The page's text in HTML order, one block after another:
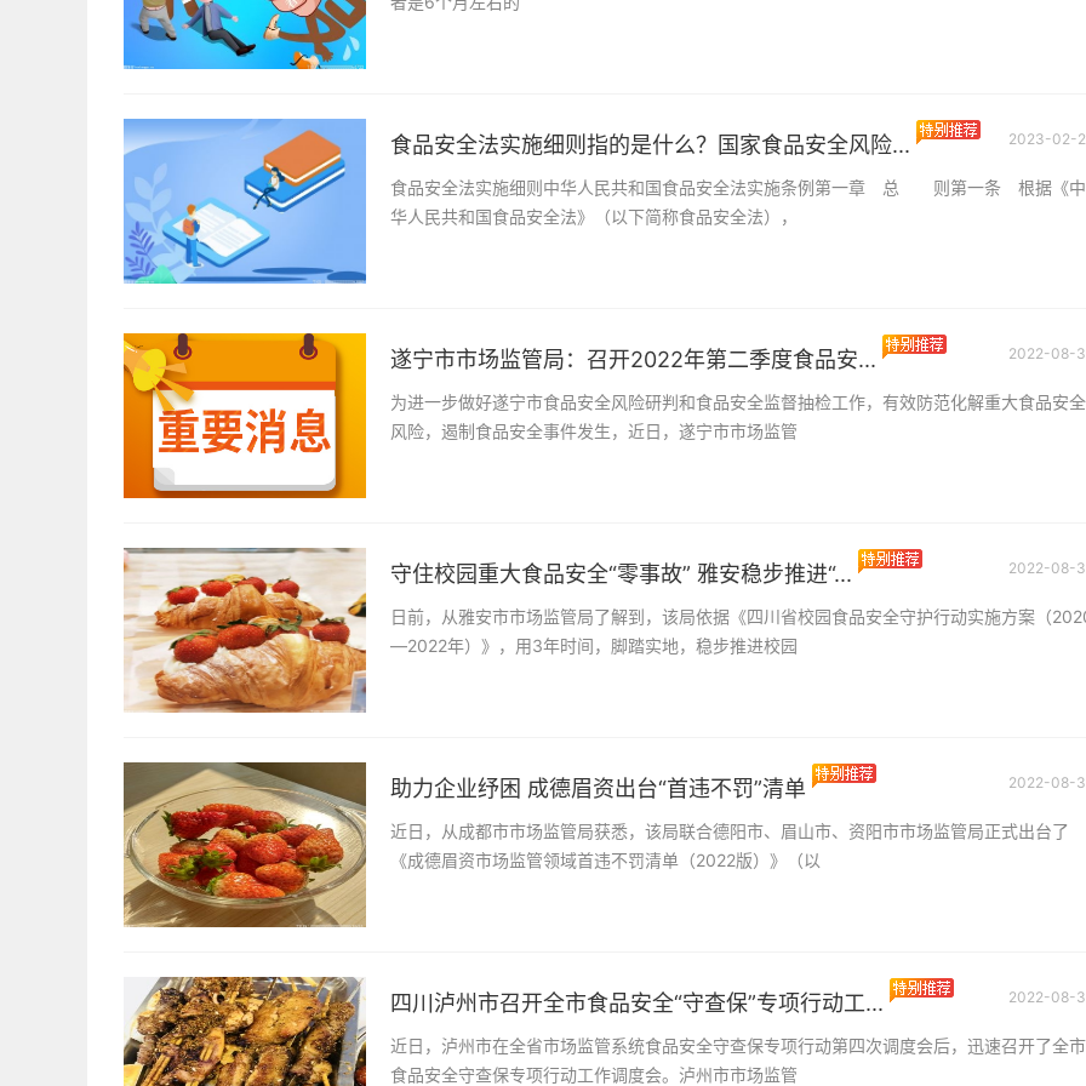
食品安全法实施细则指的是什么？国家食品安全风险... 2023-02-
食品安全法实施细则中华人民共和国食品安全法实施条例第一章 总 则第一条 根据《中
华人民共和国食品安全法》（以下简称食品安全法），
遂宁市市场监管局：召开2022年第二季度食品安... 2022-08-
为进一步做好遂宁市食品安全风险研判和食品安全监督抽检工作，有效防范化解重大食品安全
风险，遏制食品安全事件发生，近日，遂宁市市场监管
守住校园重大食品安全“零事故” 雅安稳步推进“... 2022-08-
日前，从雅安市市场监管局了解到，该局依据《四川省校园食品安全守护行动实施方案（
—2022年）》，用3年时间，脚踏实地，稳步推进校园
助力企业纾困 成德眉资出台“首违不罚”清单 2022-08-
近日，从成都市市场监管局获悉，该局联合德阳市、眉山市、资阳市市场监管局正式出台了
《成德眉资市场监管领域首违不罚清单（2022版）》（以
四川泸州市召开全市食品安全“守查保”专项行动工... 2022-08-
近日，泸州市在全省市场监管系统食品安全守查保专项行动第四次调度会后，迅速召开了全市
食品安全守查保专项行动工作调度会。泸州市市场监管